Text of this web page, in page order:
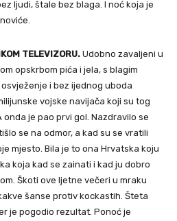
ljudi, štale bez blaga. I noć koja je
TELEVIZORU. Udobno zavaljeni u
opskrbom pića i jela, s blagim
i bez ijednog uboda
vojske navijača koji su tog
je pao prvi gol. Nazdravilo se
se na odmor, a kad su se vratili
mjesto. Bila je to ona Hrvatska koju
koja kad se zainati i kad ju dobro
Škoti ove ljetne večeri u mraku
šanse protiv kockastih. Šteta
je pogodio rezultat. Ponoć je